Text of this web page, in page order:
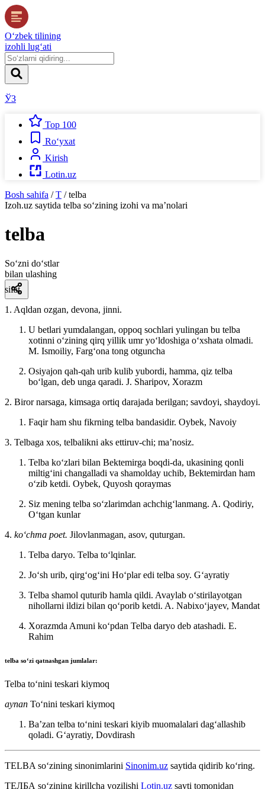
O‘zbek tilining
izohli lug‘ati
ЎЗ
Top 100
Ro‘yxat
Kirish
Lotin.uz
Bosh sahifa / T / telba
Izoh.uz saytida telba so‘zining izohi va ma’nolari
telba
So‘zni do‘stlar
bilan ulashing
sifat
1. Aqldan ozgan, devona, jinni.
U betlari yumdalangan, oppoq sochlari yulingan bu telba
xotinni oʻzining qirq yillik umr yoʻldoshiga oʻxshata olmadi.
M. Ismoiliy, Fargʻona tong otguncha
Osiyajon qah-qah urib kulib yubordi, hamma, qiz telba
boʻlgan, deb unga qaradi. J. Sharipov, Xorazm
2. Biror narsaga, kimsaga ortiq darajada berilgan; savdoyi, shaydoyi.
Faqir ham shu fikrning telba bandasidir. Oybek, Navoiy
3. Telbaga xos, telbalikni aks ettiruv-chi; maʼnosiz.
Telba koʻzlari bilan Bektemirga boqdi-da, ukasining qonli
miltigʻini changalladi va shamolday uchib, Bektemirdan ham
oʻzib ketdi. Oybek, Quyosh qoraymas
Siz mening telba soʻzlarimdan achchigʻlanmang. A. Qodiriy,
Oʻtgan kunlar
4. koʻchma poet. Jilovlanmagan, asov, quturgan.
Telba daryo. Telba toʻlqinlar.
Joʻsh urib, qirgʻogʻini Hoʻplar edi telba soy. Gʻayratiy
Telba shamol quturib hamla qildi. Avaylab oʻstirilayotgan
nihollarni ildizi bilan qoʻporib ketdi. A. Nabixoʻjayev, Mandat
Xorazmda Amuni koʻpdan Telba daryo deb atashadi. E.
Rahim
telba soʻzi qatnashgan jumlalar:
Telba toʻnini teskari kiymoq
aynan Toʻnini teskari kiymoq
Baʼzan telba toʻnini teskari kiyib muomalalari dagʻallashib
qoladi. Gʻayratiy, Dovdirash
TELBA so‘zining sinonimlarini Sinonim.uz saytida qidirib ko‘ring.
ТЕЛБА so‘zining kirillcha yozilishi Lotin.uz sayti tomonidan